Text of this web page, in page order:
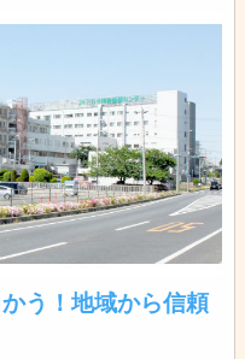
う！地域から信頼